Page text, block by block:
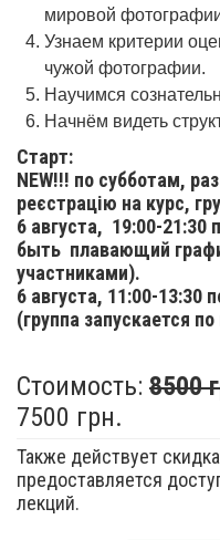
мировой
Узнаем критерии
чужой фотографии.
Научимся
Начнём видеть
Старт:
NEW!!! по субботам,
реєстрацію на курс,
6 августа, 19:00-21:30
быть плавающий
участниками).
6 августа, 11:00-13:30
(группа запускается
Стоимость: 8500
7500 грн.
Также действует
предоставляется
лекций.